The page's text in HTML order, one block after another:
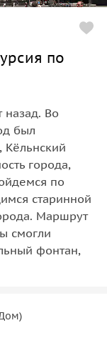
по
назад. Во
был
Кёльнский
города,
по
старинной
Маршрут
смогли
фонтан,